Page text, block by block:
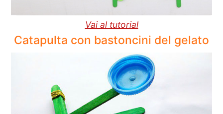
Vai al tutorial
Catapulta con bastoncini del gelato